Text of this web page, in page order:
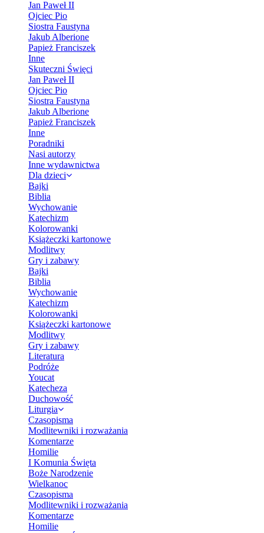
Jan Paweł II
Ojciec Pio
Siostra Faustyna
Jakub Alberione
Papież Franciszek
Inne
Skuteczni Święci
Jan Paweł II
Ojciec Pio
Siostra Faustyna
Jakub Alberione
Papież Franciszek
Inne
Poradniki
Nasi autorzy
Inne wydawnictwa
Dla dzieci
Bajki
Biblia
Wychowanie
Katechizm
Kolorowanki
Książeczki kartonowe
Modlitwy
Gry i zabawy
Bajki
Biblia
Wychowanie
Katechizm
Kolorowanki
Książeczki kartonowe
Modlitwy
Gry i zabawy
Literatura
Podróże
Youcat
Katecheza
Duchowość
Liturgia
Czasopisma
Modlitewniki i rozważania
Komentarze
Homilie
I Komunia Święta
Boże Narodzenie
Wielkanoc
Czasopisma
Modlitewniki i rozważania
Komentarze
Homilie